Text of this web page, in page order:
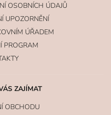
OSOBNÍCH ÚDAJŮ
UPOZORNĚNÍ
ÚŘADEM
PROGRAM
ZAJÍMAT
OBCHODU